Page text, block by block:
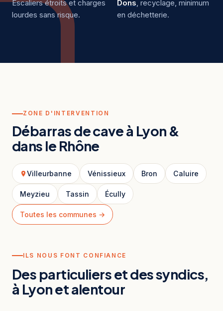
Escaliers étroits et charges
lourdes sans risque.
Dons , recyclage, minimum
en déchetterie.
ZONE D'INTERVENTION
Débarras de cave à Lyon &
dans le Rhône
Villeurbanne Vénissieux Bron Caluire
Meyzieu Tassin Écully
Toutes les communes →
ILS NOUS FONT CONFIANCE
Des particuliers et des syndics,
à Lyon et alentour